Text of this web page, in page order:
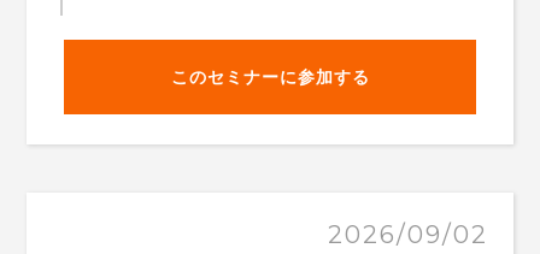
このセミナーに参加する
2026/09/02